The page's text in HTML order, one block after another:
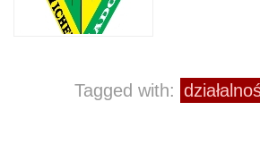
Tagged with: